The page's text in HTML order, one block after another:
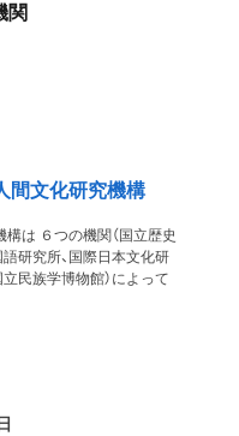
関
間文化研究機構
は ６つの機関（国立歴史
研究所、国際日本文化研
民族学博物館）によって